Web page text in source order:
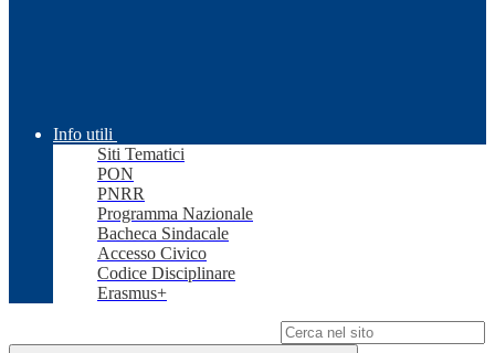
Info utili
Siti Tematici
PON
PNRR
Programma Nazionale
Bacheca Sindacale
Accesso Civico
Codice Disciplinare
Erasmus+